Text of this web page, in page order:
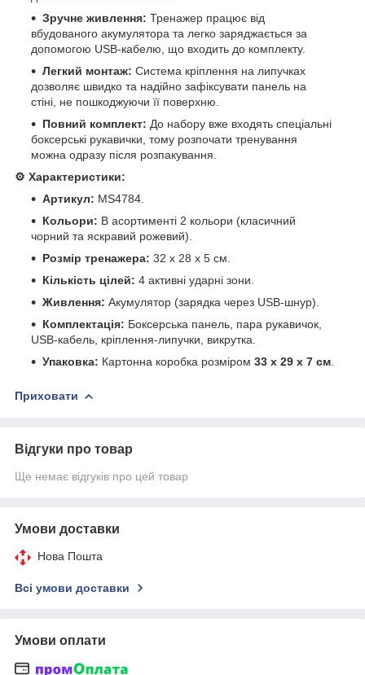
Зручне живлення: Тренажер працює від
вбудованого акумулятора та легко заряджається за
допомогою USB-кабелю, що входить до комплекту.
Легкий монтаж: Система кріплення на липучках
дозволяє швидко та надійно зафіксувати панель на
стіні, не пошкоджуючи її поверхню.
Повний комплект: До набору вже входять спеціальні
боксерські рукавички, тому розпочати тренування
можна одразу після розпакування.
⚙️ Характеристики:
Артикул: MS4784.
Кольори: В асортименті 2 кольори (класичний
чорний та яскравий рожевий).
Розмір тренажера: 32 х 28 х 5 см.
Кількість цілей: 4 активні ударні зони.
Живлення: Акумулятор (зарядка через USB-шнур).
Комплектація: Боксерська панель, пара рукавичок,
USB-кабель, кріплення-липучки, викрутка.
Упаковка: Картонна коробка розміром 33 х 29 х 7 см
Приховати
Відгуки про товар
Ще немає відгуків про цей товар
Умови доставки
Нова Пошта
Всі умови доставки
Умови оплати